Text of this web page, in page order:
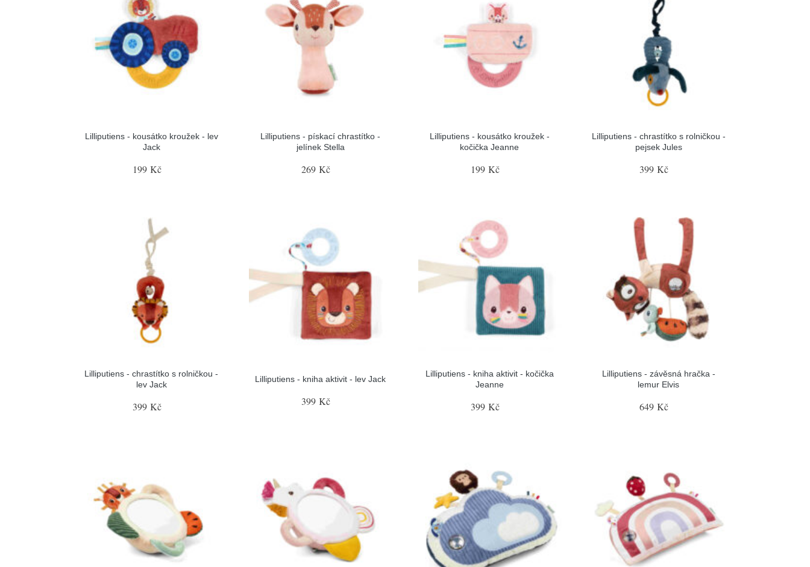
Lilliputiens - kousátko kroužek - lev
Jack
199 Kč
Lilliputiens - pískací chrastítko -
jelínek Stella
269 Kč
Lilliputiens - kousátko kroužek -
kočička Jeanne
199 Kč
Lilliputiens - chrastítko s rolničkou -
pejsek Jules
399 Kč
Lilliputiens - chrastítko s rolničkou -
lev Jack
399 Kč
Lilliputiens - kniha aktivit - lev Jack
399 Kč
Lilliputiens - kniha aktivit - kočička
Jeanne
399 Kč
Lilliputiens - závěsná hračka -
lemur Elvis
649 Kč